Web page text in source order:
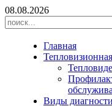
08.08.2026
Главная
Виды